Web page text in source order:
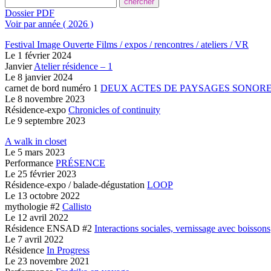
Dossier PDF
Voir par année ( 2026 )
Festival Image Ouverte Films / expos / rencontres / ateliers / VR
Le 1 février 2024
JanvierAtelier résidence – 1
Le 8 janvier 2024
carnet de bord numéro 1 DEUX ACTES DE PAYSAGES
Le 8 novembre 2023
Résidence-expo Chronicles of continuity
Le 9 septembre 2023
A walk in closet
Le 5 mars 2023
Performance PRÉSENCE
Le 25 février 2023
Résidence-expo / balade-dégustation LOOP
Le 13 octobre 2022
mythologie #2 Callisto
Le 12 avril 2022
Résidence ENSAD #2 Interactions sociales, vernissage avec boissons
Le 7 avril 2022
Résidence In Progress
Le 23 novembre 2021